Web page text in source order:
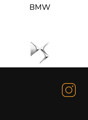
BMW
Automobiles